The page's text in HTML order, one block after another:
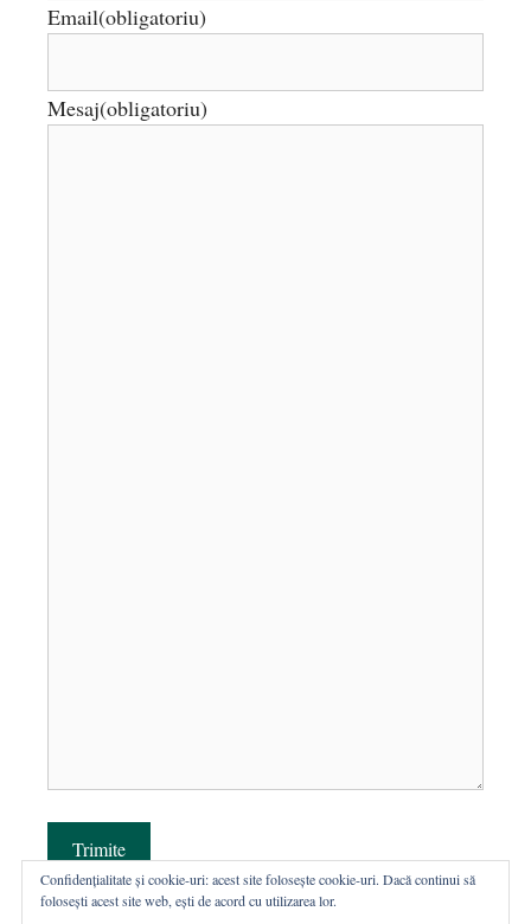
Email(obligatoriu)
Mesaj(obligatoriu)
Trimite
Confidențialitate și cookie-uri: acest site folosește cookie-uri. Dacă continui să
folosești acest site web, ești de acord cu utilizarea lor.